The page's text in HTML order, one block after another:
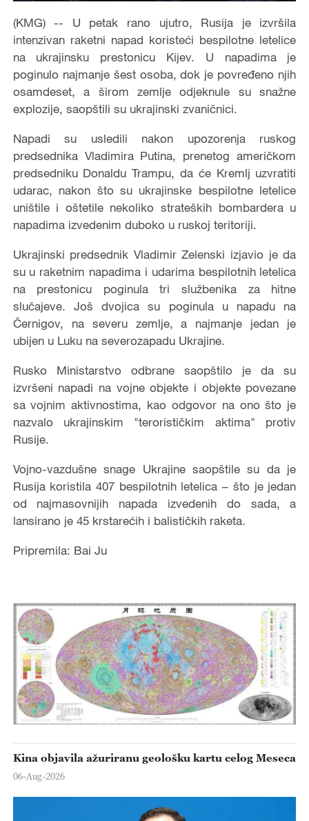
(KMG) -- U petak rano ujutro, Rusija je izvršila
intenzivan raketni napad koristeći bespilotne letelice
na ukrajinsku prestonicu Kijev. U napadima je
poginulo najmanje šest osoba, dok je povređeno njih
osamdeset, a širom zemlje odjeknule su snažne
explozije, saopštili su ukrajinski zvaničnici.
Napadi su usledili nakon upozorenja ruskog
predsednika Vladimira Putina, prenetog američkom
predsedniku Donaldu Trampu, da će Kremlj uzvratiti
udarac, nakon što su ukrajinske bespilotne letelice
uništile i oštetile nekoliko strateških bombardera u
napadima izvedenim duboko u ruskoj teritoriji.
Ukrajinski predsednik Vladimir Zelenski izjavio je da
su u raketnim napadima i udarima bespilotnih letelica
na prestonicu poginula tri službenika za hitne
slučajeve. Još dvojica su poginula u napadu na
Černigov, na severu zemlje, a najmanje jedan je
ubijen u Luku na severozapadu Ukrajine.
Rusko Ministarstvo odbrane saopštilo je da su
izvršeni napadi na vojne objekte i objekte povezane
sa vojnim aktivnostima, kao odgovor na ono što je
nazvalo ukrajinskim "terorističkim aktima" protiv
Rusije.
Vojno-vazdušne snage Ukrajine saopštile su da je
Rusija koristila 407 bespilotnih letelica – što je jedan
od najmasovnijih napada izvedenih do sada, a
lansirano je 45 krstarećih i balističkih raketa.
Pripremila: Bai Ju
Kina objavila ažuriranu geološku kartu celog Meseca
06-Aug-2026